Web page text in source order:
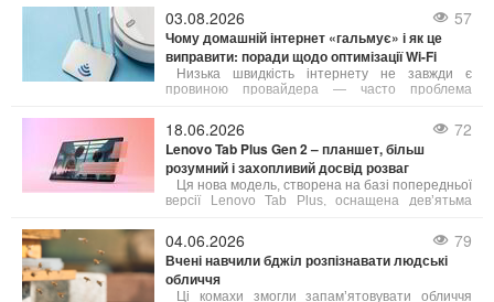
дистанційного навчання, онлайн-зустрічей,
занять спортом, подорожей та ігор. Від типу
конструкції і технічних параметрів залежить не
лише якість звуку, а й комфорт при тривалому
носінні.
03.08.2026 57
Чому домашній інтернет «гальмує» і як це
виправити: поради щодо оптимізації Wi-Fi
Низька швидкість інтернету не завжди є
провиною провайдера — часто проблема
застарілому обладнанні. Ось що можна зробити,
щоб покращити якість з’єднання:
18.06.2026 72
Lenovo Tab Plus Gen 2 – планшет, більш
розумний і захопливий досвід розваг
Ця нова модель, створена на базі попередньої
версії Lenovo Tab Plus, оснащена дев’ятьма
посиленою гнучкістю та інтелектуальними
функціями, які відкривають нові можливості для
користувачів.
04.06.2026 79
Вчені навчили бджіл розпізнавати людські
обличчя
Ці комахи змогли запам’ятовувати обличчя